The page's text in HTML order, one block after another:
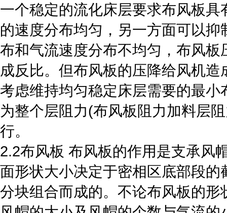
一个稳定的流化床层要求布风板
的速度分布均匀，另一方面可以
布和气流速度分布不均匀，布风
成反比。但布风板的压降给风机
考虑维持均匀稳定床层需要的最
为整个层阻力(布风板阻力加料层
行。
2.2布风板 布风板的作用是支承风
面形状大小决定于密相区底部段
分块组合而成的。不论布风板的